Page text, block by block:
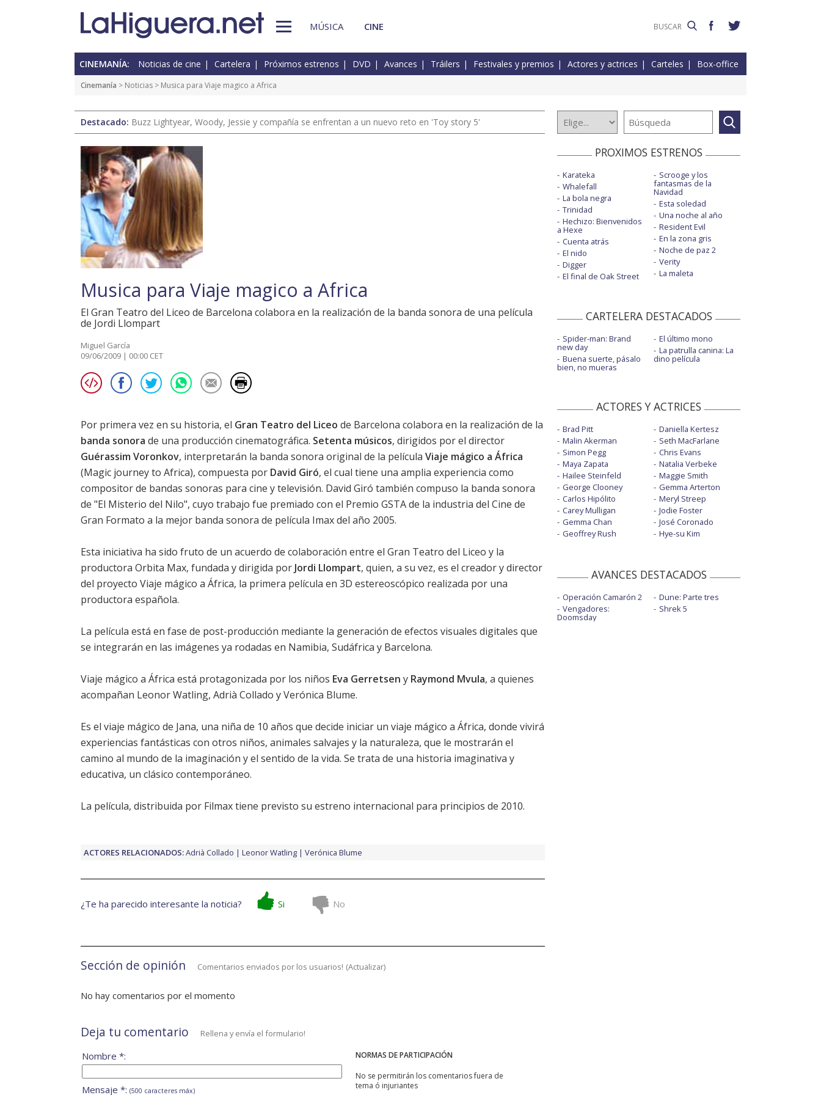
MÚSICA CINE
CINEMANÍA: Noticias de cine Cartelera Próximos estrenos DVD Avances Tráilers Festivales y premios Actores y actrices Carteles Box-office
Cinemanía > Noticias > Musica para Viaje magico a Africa
Destacado: Buzz Lightyear, Woody, Jessie y compañía se enfrentan a un nuevo reto en 'Toy story 5'
Musica para Viaje magico a Africa
El Gran Teatro del Liceo de Barcelona colabora en la realización de la banda sonora de una película
de Jordi Llompart
Miguel García
09/06/2009 | 00:00 CET
Por primera vez en su historia, el Gran Teatro del Liceo de Barcelona colabora en la realización de la
banda sonora de una producción cinematográfica. Setenta músicos, dirigidos por el director
Guérassim Voronkov, interpretarán la banda sonora original de la película Viaje mágico a África
(Magic journey to Africa), compuesta por David Giró, el cual tiene una amplia experiencia como
compositor de bandas sonoras para cine y televisión. David Giró también compuso la banda sonora
de "El Misterio del Nilo", cuyo trabajo fue premiado con el Premio GSTA de la industria del Cine de
Gran Formato a la mejor banda sonora de película Imax del año 2005.
Esta iniciativa ha sido fruto de un acuerdo de colaboración entre el Gran Teatro del Liceo y la
productora Orbita Max, fundada y dirigida por Jordi Llompart, quien, a su vez, es el creador y director
del proyecto Viaje mágico a África, la primera película en 3D estereoscópico realizada por una
productora española.
La película está en fase de post-producción mediante la generación de efectos visuales digitales que
se integrarán en las imágenes ya rodadas en Namibia, Sudáfrica y Barcelona.
Viaje mágico a África está protagonizada por los niños Eva Gerretsen y Raymond Mvula, a quienes
acompañan Leonor Watling, Adrià Collado yVerónica Blume.
Es el viaje mágico de Jana, una niña de 10 años que decide iniciar un viaje mágico a África, donde vivirá
experiencias fantásticas con otros niños, animales salvajes y la naturaleza, que le mostrarán el
camino al mundo de la imaginación y el sentido de la vida. Se trata de una historia imaginativa y
educativa, un clásico contemporáneo.
La película, distribuida por Filmax tiene previsto su estreno internacional para principios de 2010.
ACTORES RELACIONADOS:Adrià Collado Leonor Watling Verónica Blume
¿Te ha parecido interesante la noticia? Si No
Sección de opinión Comentarios enviados por los usuarios! (Actualizar)
No hay comentarios por el momento
Deja tu comentario Rellena y envía el formulario!
NORMAS DE PARTICIPACIÓN
No se permitirán los comentarios fuera de
tema ó injuriantes
Nombre *:
Mensaje *: (500 caracteres máx)
PROXIMOS ESTRENOS
Karateka
Whalefall
La bola negra
Trinidad
Hechizo: Bienvenidos
a Hexe
Cuenta atrás
El nido
Digger
El final de Oak Street
Scrooge y los
fantasmas de la
Navidad
Esta soledad
Una noche al año
Resident Evil
En la zona gris
Noche de paz 2
Verity
La maleta
CARTELERA DESTACADOS
Spider-man: Brand
new day
Buena suerte, pásalo
bien, no mueras
El último mono
La patrulla canina: La
dino película
ACTORES Y ACTRICES
Brad Pitt
Malin Akerman
Simon Pegg
Maya Zapata
Hailee Steinfeld
George Clooney
Carlos Hipólito
Carey Mulligan
Gemma Chan
Geoffrey Rush
Daniella Kertesz
Seth MacFarlane
Chris Evans
Natalia Verbeke
Maggie Smith
Gemma Arterton
Meryl Streep
Jodie Foster
José Coronado
Hye-su Kim
AVANCES DESTACADOS
Operación Camarón 2
Vengadores:
Doomsday
Dune: Parte tres
Shrek 5